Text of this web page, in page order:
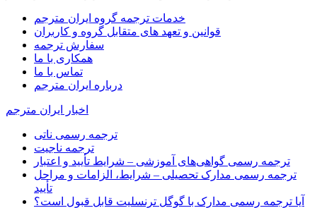
خدمات ترجمه گروه ایران مترجم
قوانین و تعهد های متقابل گروه و کاربران
سفارش ترجمه
همکاری با ما
تماس با ما
درباره ایران مترجم
اخبار ایران مترجم
ترجمه رسمی ناتی
ترجمه ناجیت
ترجمه رسمی گواهی‌های آموزشی – شرایط تأیید و اعتبار
ترجمه رسمی مدارک تحصیلی – شرایط، الزامات و مراحل
تأیید
آیا ترجمه رسمی مدارک با گوگل ترنسلیت قابل قبول است؟